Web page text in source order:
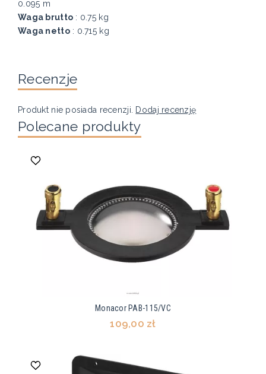
0.095 m
Waga brutto : 0.75 kg
Waga netto: 0.715 kg
Recenzje
Produkt nie posiada recenzji. Dodaj recenzję
Polecane produkty
Monacor PAB-115/VC
109,00 zł